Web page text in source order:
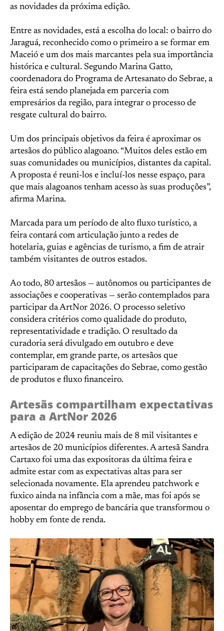
as novidades da próxima edição.
Entre as novidades, está a escolha do local: o bairro do
Jaraguá, reconhecido como o primeiro a se formar em
Maceió e um dos mais marcantes pela sua importância
histórica e cultural. Segundo Marina Gatto,
coordenadora do Programa de Artesanato do Sebrae, a
feira está sendo planejada em parceria com
empresários da região, para integrar o processo de
resgate cultural do bairro.
Um dos principais objetivos da feira é aproximar os
artesãos do público alagoano. “Muitos deles estão em
suas comunidades ou municípios, distantes da capital.
A proposta é reuni-los e incluí-los nesse espaço, para
que mais alagoanos tenham acesso às suas produções”,
afirma Marina.
Marcada para um período de alto fluxo turístico, a
feira contará com articulação junto a redes de
hotelaria, guias e agências de turismo, a fim de atrair
também visitantes de outros estados.
Ao todo, 80 artesãos — autônomos ou participantes de
associações e cooperativas — serão contemplados para
participar da ArtNor 2026. O processo seletivo
considera critérios como qualidade do produto,
representatividade e tradição. O resultado da
curadoria será divulgado em outubro e deve
contemplar, em grande parte, os artesãos que
participaram de capacitações do Sebrae, como gestão
de produtos e fluxo financeiro.
Artesãs compartilham expectativas
para a ArtNor 2026
A edição de 2024 reuniu mais de 8 mil visitantes e
artesãos de 20 municípios diferentes. A artesã Sandra
Cartaxo foi uma das expositoras da última feira e
admite estar com as expectativas altas para ser
selecionada novamente. Ela aprendeu patchwork e
fuxico ainda na infância com a mãe, mas foi após se
aposentar do emprego de bancária que transformou o
hobby em fonte de renda.